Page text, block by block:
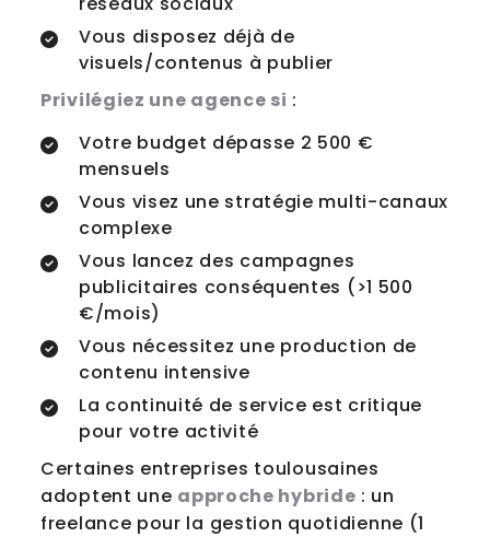
Vous disposez déjà de
visuels/contenus à publier
Privilégiez une agence si :
Votre budget dépasse 2 500 €
mensuels
Vous visez une stratégie multi-canaux
complexe
Vous lancez des campagnes
publicitaires conséquentes (>1 500
€/mois)
Vous nécessitez une production de
contenu intensive
La continuité de service est critique
pour votre activité
Certaines entreprises toulousaines
adoptent une approche hybride : un
freelance pour la gestion quotidienne (1